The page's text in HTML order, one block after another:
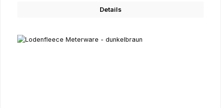
Details